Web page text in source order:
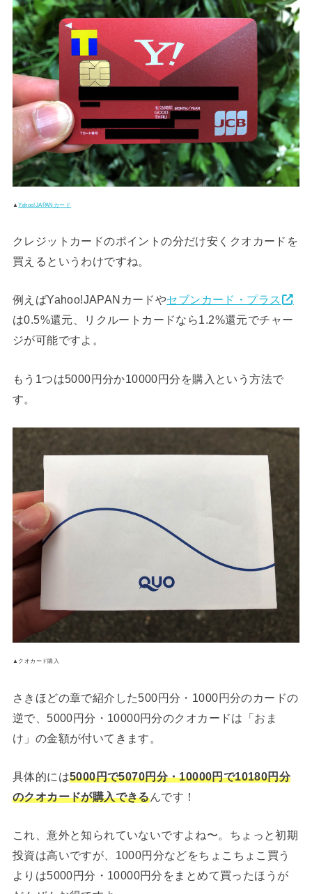
▲Yahoo!JAPANカード
クレジットカードのポイントの分だけ安くクオカードを
買えるというわけですね。
例えばYahoo!JAPANカードやセブンカード・プラス
は0.5%還元、リクルートカードなら1.2%還元でチャー
ジが可能ですよ。
もう1つは5000円分か10000円分を購入という方法で
す。
▲クオカード購入
さきほどの章で紹介した500円分・1000円分のカードの
逆で、5000円分・10000円分のクオカードは「おま
け」の金額が付いてきます。
具体的には5000円で5070円分・10000円で10180円分
のクオカードが購入できるんです！
これ、意外と知られていないですよね〜。ちょっと初期
投資は高いですが、1000円分などをちょこちょこ買う
よりは5000円分・10000円分をまとめて買ったほうが